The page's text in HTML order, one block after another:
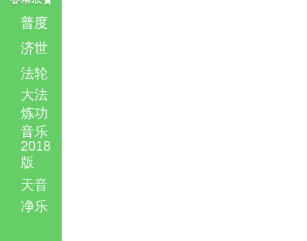
普度
济世
法轮
大法
炼功
音乐
2018
版
天音
净乐